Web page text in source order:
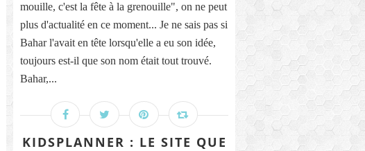
mouille, c'est la fête à la grenouille", on ne peut
plus d'actualité en ce moment... Je ne sais pas si
Bahar l'avait en tête lorsqu'elle a eu son idée,
toujours est-il que son nom était tout trouvé.
Bahar,...
KIDSPLANNER : LE SITE QUE